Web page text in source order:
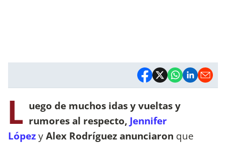
L uego de muchos idas y vueltas y
rumores al respecto, Jennifer
LópezyAlex Rodríguez anunciaron que